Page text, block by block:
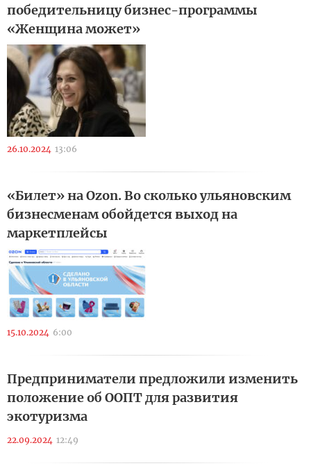
победительницу бизнес-программы
«Женщина может»
26.10.2024 13:06
«Билет» на Ozon. Во сколько ульяновским
бизнесменам обойдется выход на
маркетплейсы
15.10.2024 6:00
Предприниматели предложили изменить
положение об ООПТ для развития
экотуризма
22.09.2024 12:49